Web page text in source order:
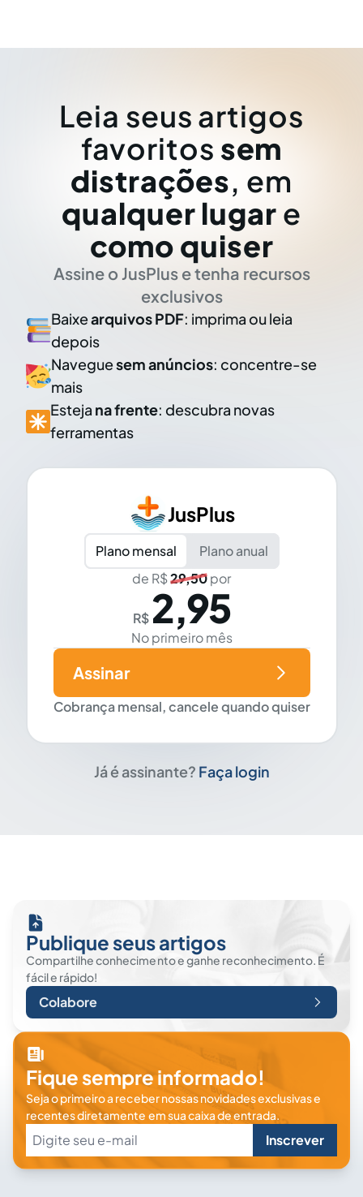
Leia seus artigos
favoritos sem
distrações, em
qualquer lugar e
como quiser
Assine o JusPlus e tenha recursos
exclusivos
Baixearquivos PDF: imprima ou leia
depois
Naveguesem anúncios: concentre-se
mais
Esteja na frente: descubra novas
ferramentas
JusPlus
Plano mensal
Plano anual
de R$29,50por
R$ 2,95
No primeiro mês
Cobrança mensal, cancele quando quiser
Assinar
Já é assinante? Faça login
Publique seus artigos
Compartilhe conhecimento e ganhe reconhecimento. É
fácil e rápido!
Colabore
Fique sempre informado!
Seja o primeiro a receber nossas novidades exclusivas e
recentes diretamente em sua caixa de entrada.
Inscrever